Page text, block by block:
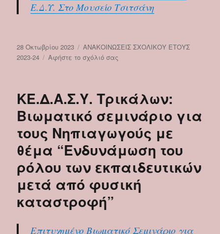
Ε.Δ.Υ. Στο Μουσείο Τσιτσάνη
Δημοσιεύτηκε
την
28 Οκτωβρίου 2023 Κατηγορίες
ΑΝΑΚΟΙΝΩΣΕΙΣ ΣΧΟΛΙΚΟΥ ΕΤΟΥΣ
2023-24
Αφήστε το σχόλιό σας
Προϊστάμενος
ΚΕ.Δ.Α.Σ.Υ.
οργάνωσε
την
1η
συνάντηση
εγασίας
ΚΕ.Δ.Α.Σ.Υ.
και
ΚΕ.Δ.Α.Σ.Υ. Τρικάλων:
Βιωματικό σεμινάριο για
τους Νηπιαγωγούς με
θέμα “Ενδυνάμωση του
ρόλου των εκπαιδευτικών
μετά από φυσική
καταστροφή”
Επιτυχημένο Βιωματικό Σεμινάριο για